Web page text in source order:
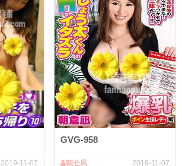
2019-11-07
GVG-958
2019-11-07
朝仓风